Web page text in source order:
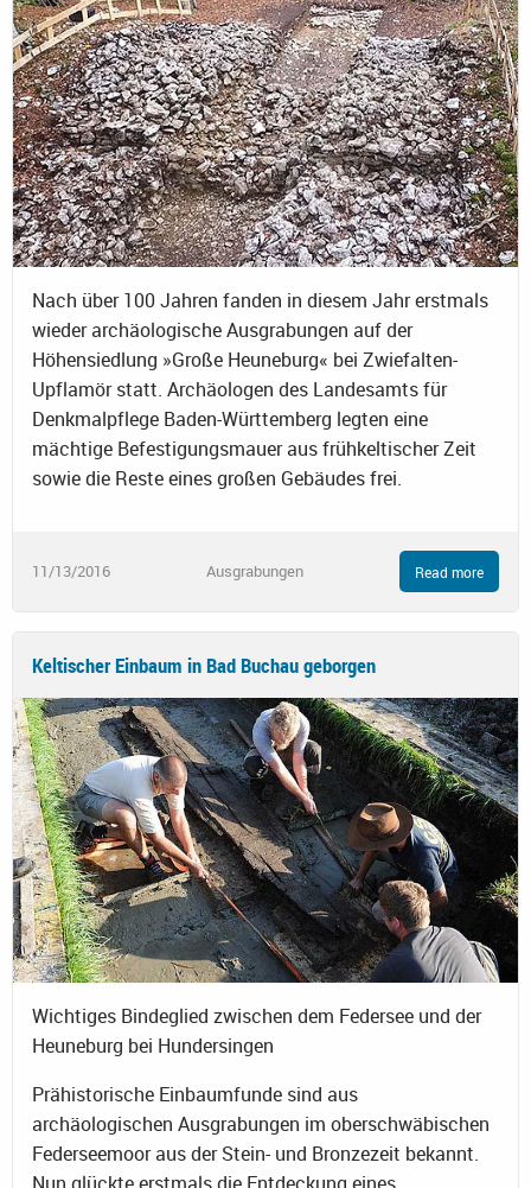
Nach über 100 Jahren fanden in diesem Jahr erstmals
wieder archäologische Ausgrabungen auf der
Höhensiedlung »Große Heuneburg« bei Zwiefalten-
Upflamör statt. Archäologen des Landesamts für
Denkmalpflege Baden-Württemberg legten eine
mächtige Befestigungsmauer aus frühkeltischer Zeit
sowie die Reste eines großen Gebäudes frei.
11/13/2016 Ausgrabungen Read more
Keltischer Einbaum in Bad Buchau geborgen
Wichtiges Bindeglied zwischen dem Federsee und der
Heuneburg bei Hundersingen
Prähistorische Einbaumfunde sind aus
archäologischen Ausgrabungen im oberschwäbischen
Federseemoor aus der Stein- und Bronzezeit bekannt.